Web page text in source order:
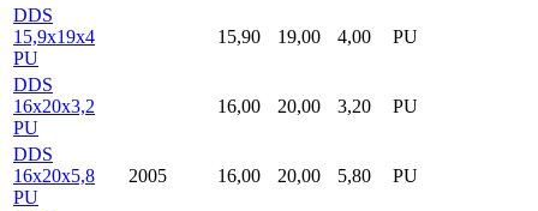
DDS
15,9x19x4
PU
15,90 19,00 4,00 PU
DDS
16x20x3,2
PU
16,00 20,00 3,20 PU
DDS
16x20x5,8
PU
2005 16,00 20,00 5,80 PU